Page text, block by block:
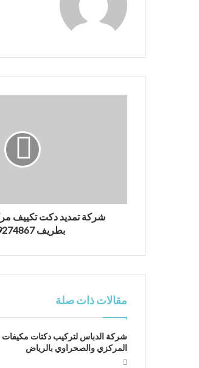
شركة تمديد دكت تكييف
بطريف 0509274867
مقالات ذات صلة
شركة الدباس لتركيب دكتات مكيفات
المركزي والصحراوي بالرياض